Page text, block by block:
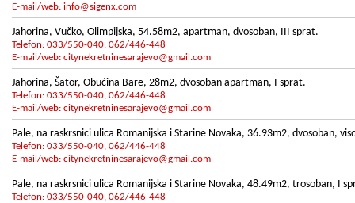
E-mail/web: info@sigenx.com
Jahorina, Vučko, Olimpijska, 54.58m2, apartman, dvosoban, III sprat.
Telefon: 033/550-040, 062/446-448
E-mail/web: citynekretninesarajevo@gmail.com
Jahorina, Šator, Obućina Bare, 28m2, dvosoban apartman, I sprat.
Telefon: 033/550-040, 062/446-448
E-mail/web: citynekretninesarajevo@gmail.com
Pale, na raskrsnici ulica Romanijska i Starine Novaka, 36.93m2, dvosoban,
Telefon: 033/550-040, 062/446-448
E-mail/web: citynekretninesarajevo@gmail.com
Pale, na raskrsnici ulica Romanijska i Starine Novaka, 48.49m2, trosoban, I
Telefon: 033/550-040, 062/446-448